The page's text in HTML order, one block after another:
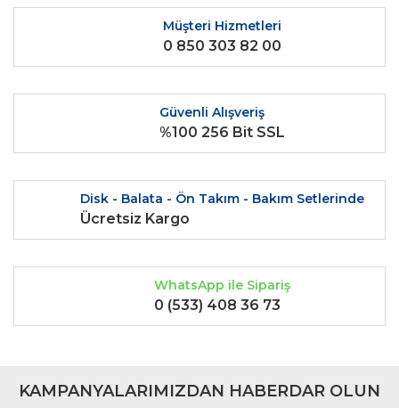
Ürün açıklamasında eksik bilgiler bulunuyor.
Ürün bilgilerinde hatalar bulunuyor.
Ürün fiyatı diğer sitelerden daha pahalı.
Bu ürüne benzer farklı alternatifler olmalı.
Gönder
Müşteri Hizmetleri
0 850 303 82 00
Güvenli Alışveriş
%100 256 Bit SSL
Disk - Balata - Ön Takım - Bakım Setlerinde
Ücretsiz Kargo
WhatsApp ile Sipariş
0 (533) 408 36 73
KAMPANYALARIMIZDAN HABERDAR OLUN